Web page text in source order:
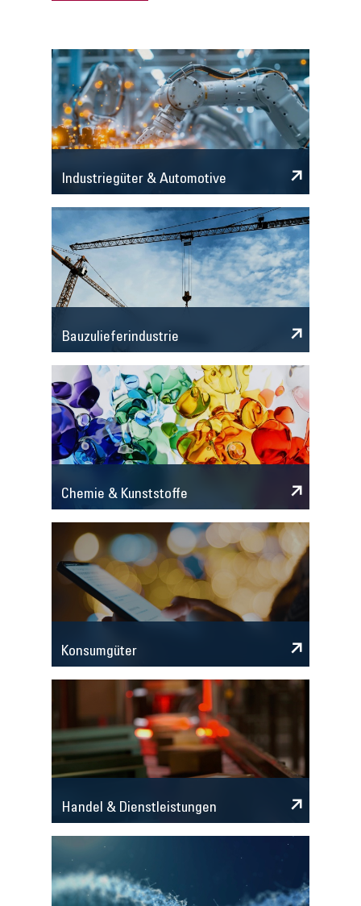
Industriegüter & Automotive
Bauzulieferindustrie
Chemie & Kunststoffe
Konsumgüter
Handel & Dienstleistungen